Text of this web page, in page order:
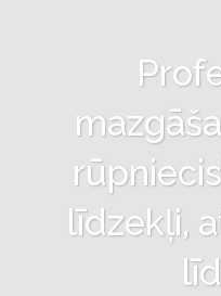
līdzekļi,